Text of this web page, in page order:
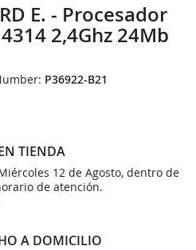
E. - Procesador
2,4Ghz 24Mb
P36922-B21
TIENDA
12 de Agosto, dentro de
de atención.
A DOMICILIO